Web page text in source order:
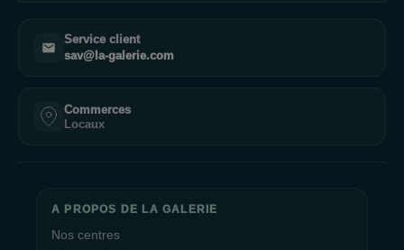
Service client
sav@la-galerie.com
Commerces
Locaux
A PROPOS DE LA GALERIE
Nos centres